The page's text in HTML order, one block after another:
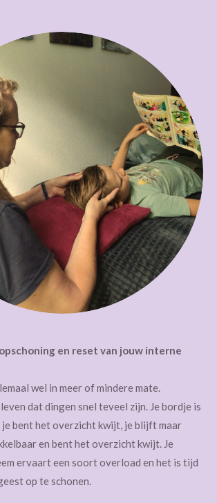
en reset van jouw interne
wel in meer of mindere mate.
dat dingen snel teveel zijn. Je bordje is
bent het overzicht kwijt, je blijft maar
en bent het overzicht kwijt. Je
ervaart een soort overload en het is tijd
op te schonen.